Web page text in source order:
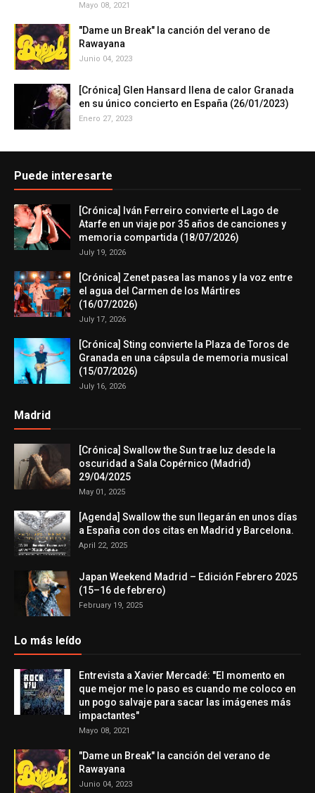
Mayo 08, 2021
"Dame un Break" la canción del verano de
Rawayana
Junio 04, 2023
[Crónica] Glen Hansard llena de calor Granada
en su único concierto en España (26/01/2023)
Enero 27, 2023
Puede interesarte
[Crónica] Iván Ferreiro convierte el Lago de
Atarfe en un viaje por 35 años de canciones y
memoria compartida (18/07/2026)
July 19, 2026
[Crónica] Zenet pasea las manos y la voz entre
el agua del Carmen de los Mártires
(16/07/2026)
July 17, 2026
[Crónica] Sting convierte la Plaza de Toros de
Granada en una cápsula de memoria musical
(15/07/2026)
July 16, 2026
Madrid
[Crónica] Swallow the Sun trae luz desde la
oscuridad a Sala Copérnico (Madrid)
29/04/2025
May 01, 2025
[Agenda] Swallow the sun llegarán en unos días
a España con dos citas en Madrid y Barcelona.
April 22, 2025
Japan Weekend Madrid – Edición Febrero 2025
(15–16 de febrero)
February 19, 2025
Lo más leído
Entrevista a Xavier Mercadé: "El momento en
que mejor me lo paso es cuando me coloco en
un pogo salvaje para sacar las imágenes más
impactantes"
Mayo 08, 2021
"Dame un Break" la canción del verano de
Rawayana
Junio 04, 2023